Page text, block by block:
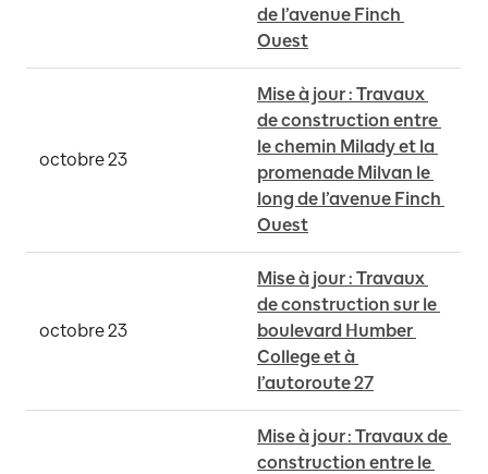
de l’avenue Finch
Ouest
octobre 23
Mise à jour : Travaux
de construction entre
le chemin Milady et la
promenade Milvan le
long de l’avenue Finch
Ouest
octobre 23
Mise à jour : Travaux
de construction sur le
boulevard Humber
College et à
l’autoroute 27
Mise à jour : Travaux de
construction entre le